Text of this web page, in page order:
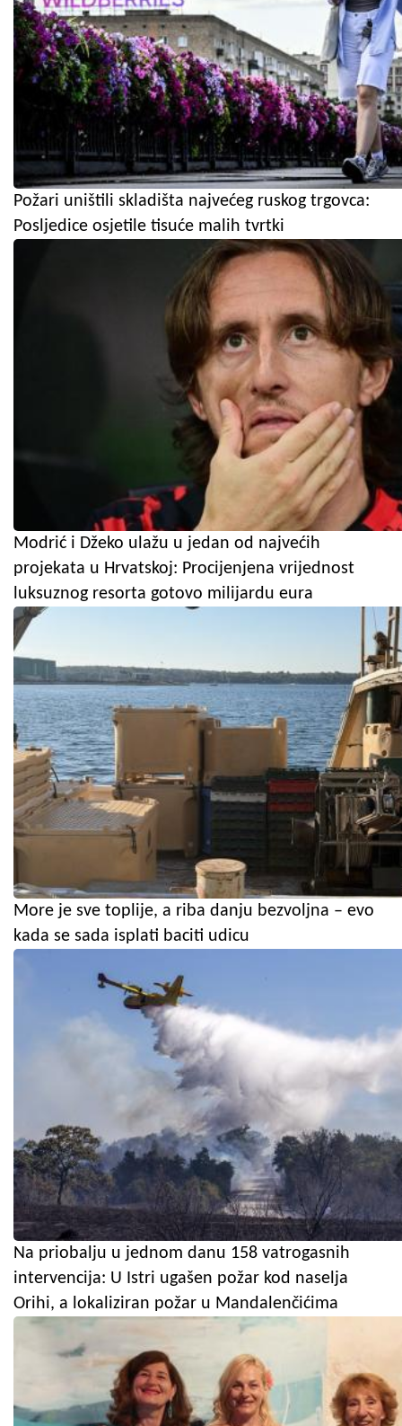
Požari uništili skladišta najvećeg ruskog trgovca:
Posljedice osjetile tisuće malih tvrtki
Modrić i Džeko ulažu u jedan od najvećih
projekata u Hrvatskoj: Procijenjena vrijednost
luksuznog resorta gotovo milijardu eura
More je sve toplije, a riba danju bezvoljna – evo
kada se sada isplati baciti udicu
Na priobalju u jednom danu 158 vatrogasnih
intervencija: U Istri ugašen požar kod naselja
Orihi, a lokaliziran požar u Mandalenčićima